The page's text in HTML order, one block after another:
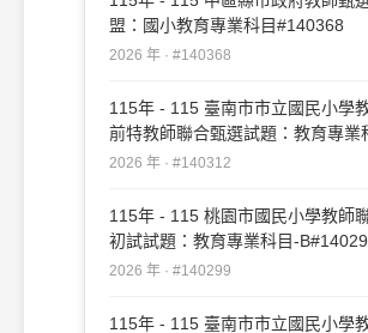
盟：國小教育專業科目#140368
2026 年 · #140368
115年 - 115 臺南市市立國民小學
前特教師聯合甄選試題：教育專業
#140312
2026 年 · #140312
115年 - 115 桃園市國民小學教師
初試試題：教育專業科目-
2026 年 · #140299
115年 - 115 臺南市市立國民小學